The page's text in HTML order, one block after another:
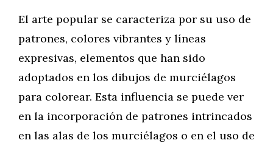
El arte popular se caracteriza por su uso de
patrones, colores vibrantes y líneas
expresivas, elementos que han sido
adoptados en los dibujos de murciélagos
para colorear. Esta influencia se puede ver
en la incorporación de patrones intrincados
en las alas de los murciélagos o en el uso de